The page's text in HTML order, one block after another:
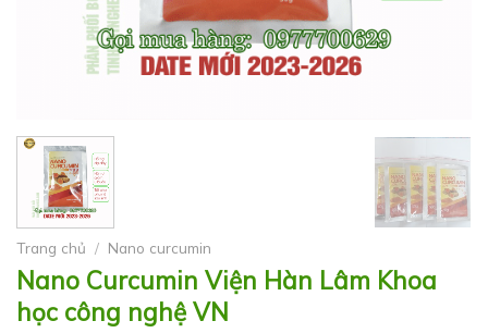
Trang chủ / Nano curcumin
Nano Curcumin Viện Hàn Lâm Khoa
học công nghệ VN